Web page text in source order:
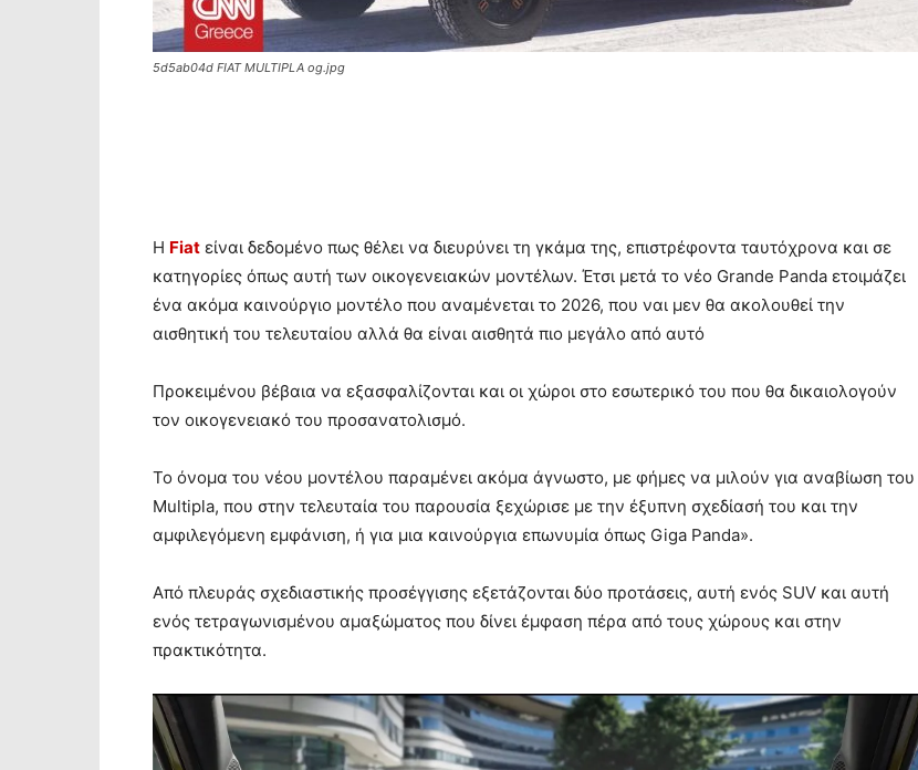
5d5ab04d FIAT MULTIPLA og.jpg
Η Fiat είναι δεδομένο πως θέλει να διευρύνει τη γκάμα της, επιστρέφοντα ταυτόχρονα και σε
κατηγορίες όπως αυτή των οικογενειακών μοντέλων. Έτσι μετά το νέο Grande Panda ετοιμάζει
ένα ακόμα καινούργιο μοντέλο που αναμένεται το 2026, που ναι μεν θα ακολουθεί την
αισθητική του τελευταίου αλλά θα είναι αισθητά πιο μεγάλο από αυτό
Προκειμένου βέβαια να εξασφαλίζονται και οι χώροι στο εσωτερικό του που θα δικαιολογούν
τον οικογενειακό του προσανατολισμό.
Το όνομα του νέου μοντέλου παραμένει ακόμα άγνωστο, με φήμες να μιλούν για αναβίωση του
Multipla, που στην τελευταία του παρουσία ξεχώρισε με την έξυπνη σχεδίασή του και την
αμφιλεγόμενη εμφάνιση, ή για μια καινούργια επωνυμία όπως Giga Panda».
Από πλευράς σχεδιαστικής προσέγγισης εξετάζονται δύο προτάσεις, αυτή ενός SUV και αυτή
ενός τετραγωνισμένου αμαξώματος που δίνει έμφαση πέρα από τους χώρους και στην
πρακτικότητα.